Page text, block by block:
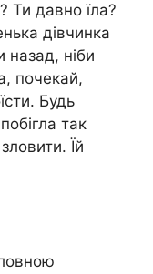
Ти давно їла?
дівчинка
назад, ніби
почекай,
Будь
так
Їй